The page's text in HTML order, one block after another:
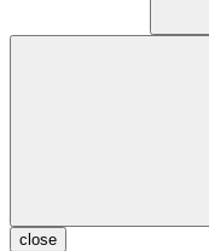
close